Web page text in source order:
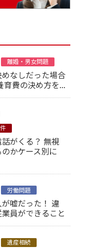
離婚・男女問題
なしだった場合
育費の決め方を...
がくる？ 無視
かケース別に
労働問題
嘘だった！ 違
員ができること
遺産相続